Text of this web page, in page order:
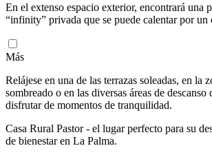
En el extenso espacio exterior, encontrará una
“infinity” privada que se puede calentar por un
Más
Relájese en una de las terrazas soleadas, en la
sombreado o en las diversas áreas de descanso
disfrutar de momentos de tranquilidad.
Casa Rural Pastor - el lugar perfecto para su
de bienestar en La Palma.